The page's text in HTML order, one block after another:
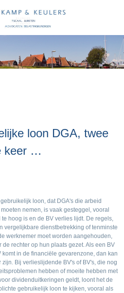
loon DGA, twee
keer …
loon, dat DGA's die arbeid
nemen, is vaak gesteggel, vooral
hoog is en de BV verlies lijdt. De regels,
vergelijkbare dienstbetrekking of tenminste
werknemer moet worden aangehouden,
rechter op hun plaats gezet. Als een BV
in de financiële gevarenzone, dan kan
Bij verlieslijdende BV's of BV's, die nog
hebben of moeite hebben met
dividenduitkeringen geldt, loont het de
gebruikelijk loon te kijken, vooral als